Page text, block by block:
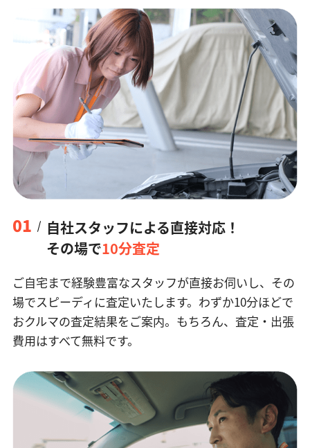
01
自社スタッフによる直接対応！
その場で10分査定
ご自宅まで経験豊富なスタッフが直接お伺いし、その
場でスピーディに査定いたします。 わずか10分ほどで
おクルマの査定結果をご案内。もちろん、査定・出張
費用はすべて無料です。